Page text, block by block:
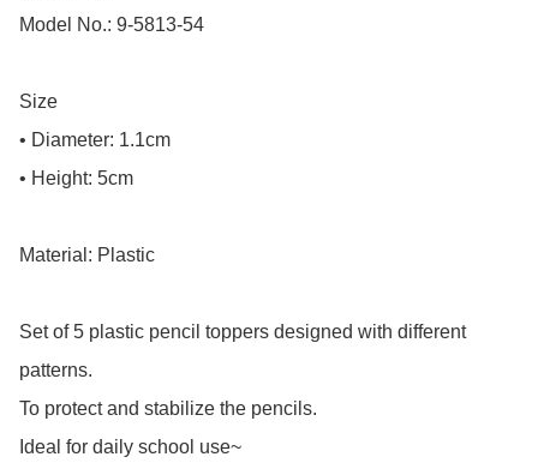
Model No.: 9-5813-54
Size
• Diameter: 1.1cm
• Height: 5cm
Material: Plastic
Set of 5 plastic pencil toppers designed with different
patterns.
To protect and stabilize the pencils.
Ideal for daily school use~